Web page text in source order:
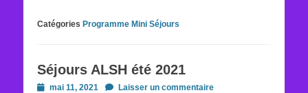
Catégories Programme Mini Séjours
Séjours ALSH été 2021
Postedmai 11, 2021 Laisser un commentaire